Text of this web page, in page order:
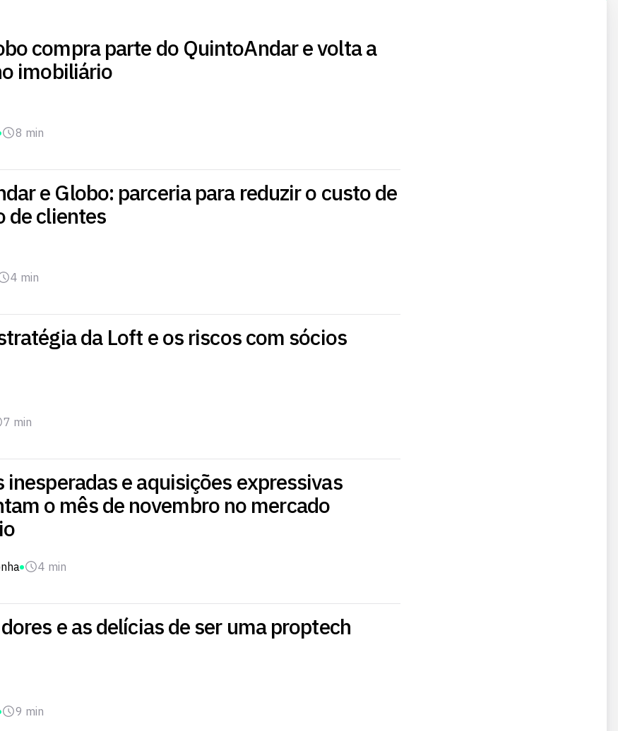
compra parte do QuintoAndar e volta a
imobiliário
8 min
e Globo: parceria para reduzir o custo de
de clientes
4 min
da Loft e os riscos com sócios
7 min
inesperadas e aquisições expressivas
o mês de novembro no mercado
4 min
e as delícias de ser uma proptech
9 min